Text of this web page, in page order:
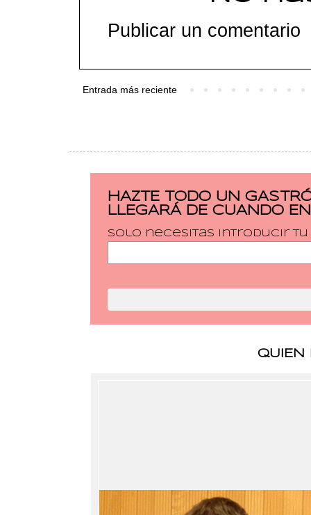
Publicar un comentario
Entrada más reciente
HAZTE TODO UN
LLEGARÁ DE CUANDO
Solo necesitas introducir
QUIEN